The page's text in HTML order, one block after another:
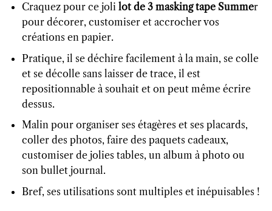
Craquez pour ce joli lot de 3 masking tape Summer
pour décorer, customiser et accrocher vos
créations en papier.
Pratique, il se déchire facilement à la main, se colle
et se décolle sans laisser de trace, il est
repositionnable à souhait et on peut même écrire
dessus.
Malin pour organiser ses étagères et ses placards,
coller des photos, faire des paquets cadeaux,
customiser de jolies tables, un album à photo ou
son bullet journal.
Bref, ses utilisations sont multiples et inépuisables !